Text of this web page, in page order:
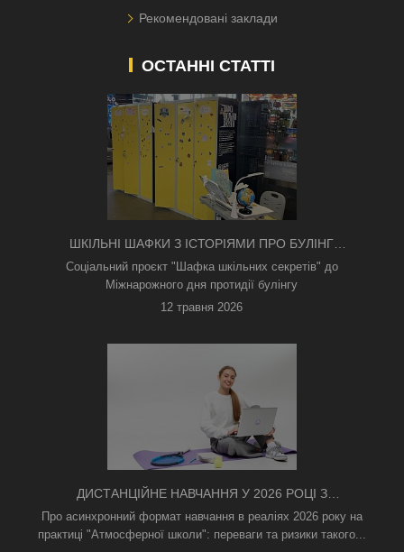
Рекомендовані заклади
ОСТАННІ СТАТТІ
ШКІЛЬНІ ШАФКИ З ІСТОРІЯМИ ПРО БУЛІНГ
З'ЯВИЛИСЯ В КИЄВІ
Соціальний проєкт "Шафка шкільних секретів" до
Міжнарожного дня протидії булінгу
12 травня 2026
ДИСТАНЦІЙНЕ НАВЧАННЯ У 2026 РОЦІ З
ТРИВОГАМИ ТА БЕЗ СВІТЛА: ЯК АСИНХРОННИЙ
ФОРМАТ РЯТУЄ ОСВІТНІЙ ПРОЦЕС
Про асинхронний формат навчання в реаліях 2026 року на
практиці "Атмосферної школи": переваги та ризики такого...